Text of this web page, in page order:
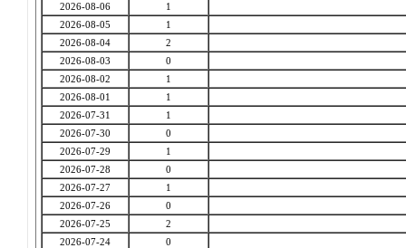
2026-08-06
1
2026-08-05
1
2026-08-04
2
2026-08-03
0
2026-08-02
1
2026-08-01
1
2026-07-31
1
2026-07-30
0
2026-07-29
1
2026-07-28
0
2026-07-27
1
2026-07-26
0
2026-07-25
2
2026-07-24
0